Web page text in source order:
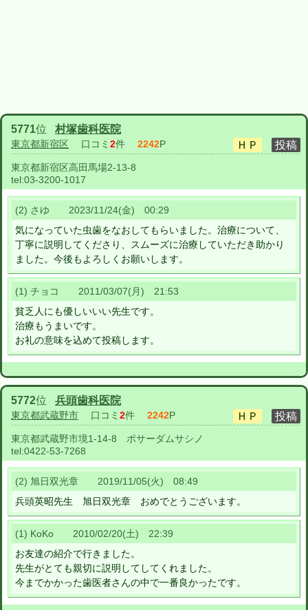
5771位 村塚歯科医院
東京都新宿区 口コミ 2件 2242P
東京都新宿区高田馬場2-13-8
tel:03-3200-1017
(2) さゆ 2023/11/24(金) 00:29
気になっていた虫歯をなおしてもらいました。治療について、
丁寧に説明してくださり、スムーズに治療していただき助かり
ました。今後もよろしくお願いします。
(1) チョコ 2011/03/07(月) 21:53
貧乏人にも優しいいい先生です。
治療もうまいです。
お礼の意味を込めて投稿します。
5772位 兵頭歯科医院
東京都武蔵野市 口コミ 2件 2242P
東京都武蔵野市境1-14-8 ポサーダムサシノ
tel:0422-53-7268
(2) 旭日双光章 2019/11/05(火) 08:49
兵頭英昭先生 旭日双光章 おめでとうございます。
(1) KoKo 2010/02/20(土) 22:39
お友達の紹介で行きました。
先生がとても親切に説明してしてくれました。
今までかかった歯医者さんの中で一番良かったです。